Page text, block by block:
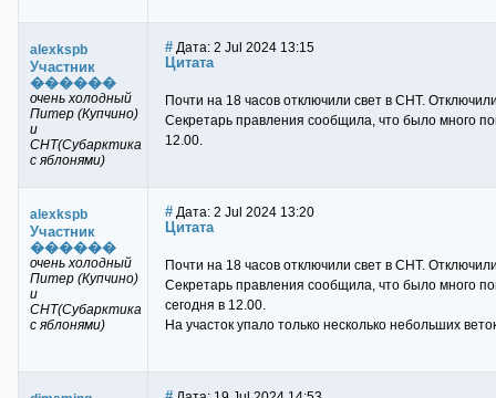
alexkspb
Участник
������
очень холодный
Питер (Купчино)
и
СНТ(Субарктика
с яблонями)
# Дата: 2 Jul 2024 13:15
Цитата
Почти на 18 часов отключили свет в СНТ.
Секретарь правления сообщила, что было много
12.00.
alexkspb
Участник
������
очень холодный
Питер (Купчино)
и
СНТ(Субарктика
с яблонями)
# Дата: 2 Jul 2024 13:20
Цитата
Почти на 18 часов отключили свет в СНТ.
Секретарь правления сообщила, что было много
сегодня в 12.00.
На участок упало только несколько небольших